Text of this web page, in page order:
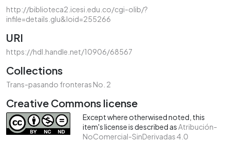
http://biblioteca2.icesi.edu.co/cgi-olib/?
infile=details.glu&loid=255266
URI
https://hdl.handle.net/10906/68567
Collections
Trans-pasando fronteras No. 2
Creative Commons license
Except where otherwised noted, this
item's license is described asAtribución-
NoComercial-SinDerivadas 4.0